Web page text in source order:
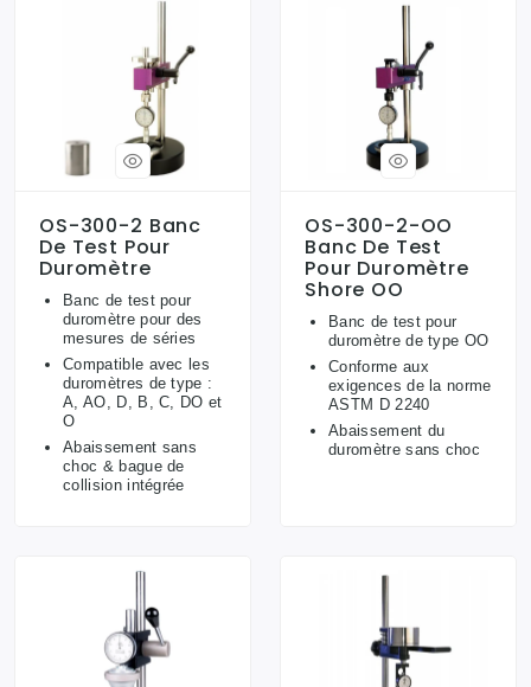
OS-300-2 Banc
De Test Pour
Duromètre
Banc de test pour
duromètre pour des
mesures de séries
Compatible avec les
duromètres de type :
A, AO, D, B, C, DO et
O
Abaissement sans
choc & bague de
collision intégrée
OS-300-2-OO
Banc De Test
Pour Duromètre
Shore OO
Banc de test pour
duromètre de type OO
Conforme aux
exigences de la norme
ASTM D 2240
Abaissement du
duromètre sans choc